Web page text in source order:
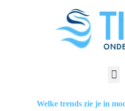
Welke trends zie je in